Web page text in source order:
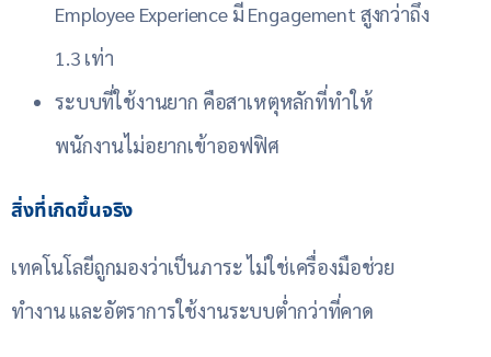
Employee Experience มี Engagement สูงกว่าถึง
1.3 เท่า
ระบบที่ใช้งานยาก คือสาเหตุหลักที่ทำให้
พนักงานไม่อยากเข้าออฟฟิศ
สิ่งที่เกิดขึ้นจริง
เทคโนโลยีถูกมองว่าเป็นภาระ ไม่ใช่เครื่องมือช่วย
ทำงาน และอัตราการใช้งานระบบต่ำกว่าที่คาด